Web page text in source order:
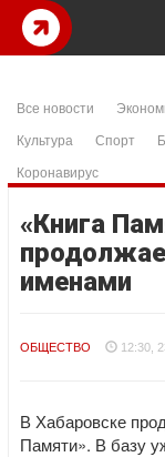
Все новости
Культура
Спорт
Коронавирус
«Книга
именами
ОБЩЕСТВО 12:30,
В Хабаровске
Памяти». В базу